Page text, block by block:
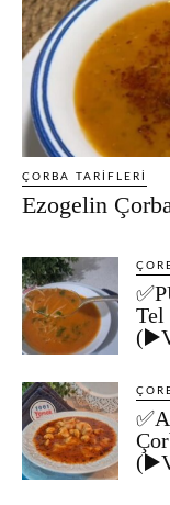
ÇORBA TARIFLERI
Ezogelin
Tel